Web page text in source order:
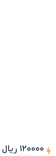
۱۲۰۰۰۰ ریال